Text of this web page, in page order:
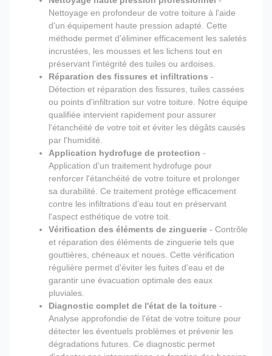
Nettoyage en profondeur de votre toiture à l'aide
d'un équipement haute pression adapté. Cette
méthode permet d'éliminer efficacement les saletés
incrustées, les mousses et les lichens tout en
préservant l'intégrité des tuiles ou ardoises.
Réparation des fissures et infiltrations -
Détection et réparation des fissures, tuiles cassées
ou points d'infiltration sur votre toiture. Notre équipe
qualifiée intervient rapidement pour assurer
l'étanchéité de votre toit et éviter les dégâts causés
par l'humidité.
Application hydrofuge de protection -
Application d'un traitement hydrofuge pour
renforcer l'étanchéité de votre toiture et prolonger
sa durabilité. Ce traitement protège efficacement
contre les infiltrations d'eau tout en préservant
l'aspect esthétique de votre toit.
Vérification des éléments de zinguerie - Contrôle
et réparation des éléments de zinguerie tels que
gouttières, chéneaux et noues. Cette vérification
régulière permet d'éviter les fuites d'eau et de
garantir une évacuation optimale des eaux
pluviales.
Diagnostic complet de l'état de la toiture -
Analyse approfondie de l'état de votre toiture pour
détecter les éventuels problèmes et prévenir les
dégradations futures. Ce diagnostic permet